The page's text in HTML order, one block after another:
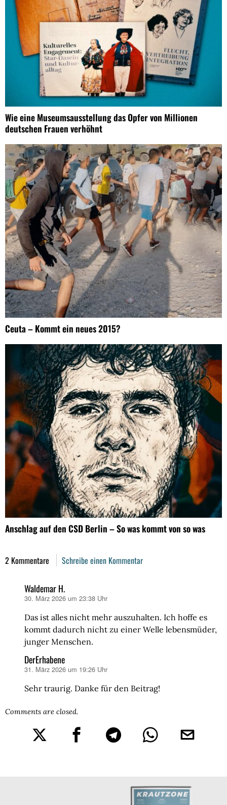
Wie eine Museumsausstellung das Opfer von Millionen
deutschen Frauen verhöhnt
Ceuta – Kommt ein neues 2015?
Anschlag auf den CSD Berlin – So was kommt von so was
2 Kommentare Schreibe einen Kommentar
Waldemar H.
sagt:
30. März 2026 um 23:38 Uhr
Das ist alles nicht mehr auszuhalten. Ich hoffe es
kommt dadurch nicht zu einer Welle lebensmüder,
junger Menschen.
DerErhabene
sagt:
31. März 2026 um 19:26 Uhr
Sehr traurig. Danke für den Beitrag!
Comments are closed.